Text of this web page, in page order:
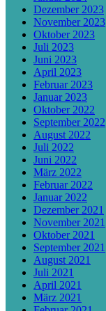
Dezember 2023
November 2023
Oktober 2023
Juli 2023
Juni 2023
April 2023
Februar 2023
Januar 2023
Oktober 2022
September 2022
August 2022
Juli 2022
Juni 2022
März 2022
Februar 2022
Januar 2022
Dezember 2021
November 2021
Oktober 2021
September 2021
August 2021
Juli 2021
April 2021
März 2021